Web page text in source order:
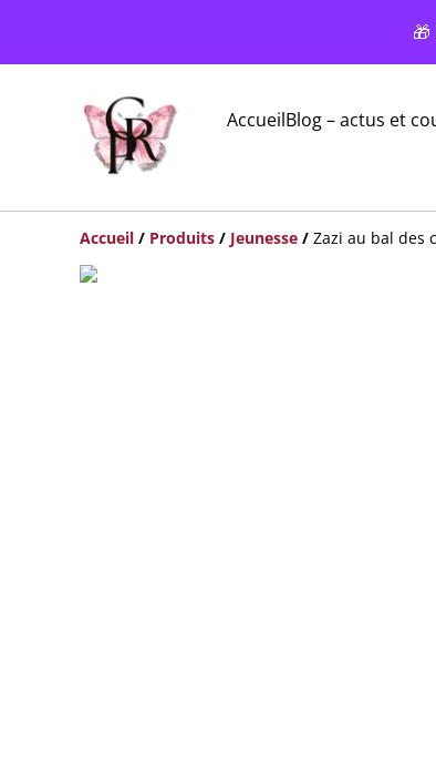
AccueilBlog – actus et
Accueil / Produits / Jeunesse / Zazi au bal des